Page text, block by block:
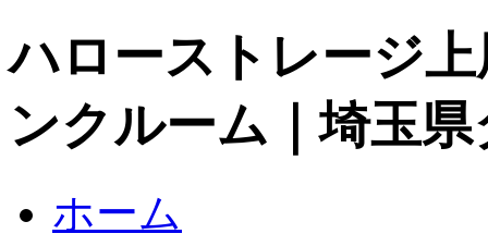
ハローストレージ
ンクルーム｜埼玉
ホーム